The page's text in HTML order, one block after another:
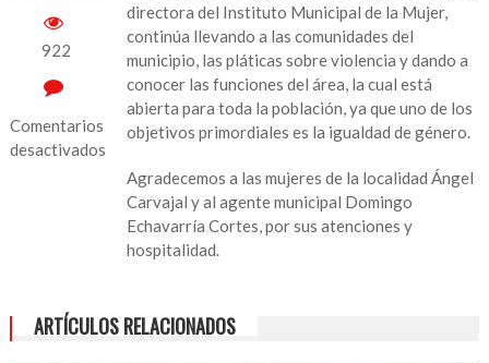
922
Comentarios
desactivados
sobre
directora del Instituto Municipal de la Mujer,
continúa llevando a las comunidades del
municipio, las pláticas sobre violencia y dando a
conocer las funciones del área, la cual está
abierta para toda la población, ya que uno de los
objetivos primordiales es la igualdad de género.
Agradecemos a las mujeres de la localidad Ángel
Carvajal y al agente municipal Domingo
Echavarría Cortes, por sus atenciones y
hospitalidad.
ARTÍCULOS RELACIONADOS